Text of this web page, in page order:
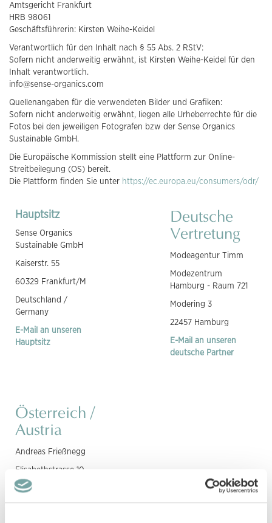
Amtsgericht Frankfurt
HRB 98061
Geschäftsführerin: Kirsten Weihe-Keidel
Verantwortlich für den Inhalt nach § 55 Abs. 2 RStV:
Sofern nicht anderweitig erwähnt, ist Kirsten Weihe-Keidel für den
Inhalt verantwortlich.
info@sense-organics.com
Quellenangaben für die verwendeten Bilder und Grafiken:
Sofern nicht anderweitig erwähnt, liegen alle Urheberrechte für die
Fotos bei den jeweiligen Fotografen bzw der Sense Organics
Sustainable GmbH.
Die Europäische Kommission stellt eine Plattform zur Online-
Streitbeilegung (OS) bereit.
Die Plattform finden Sie unter https://ec.europa.eu/consumers/odr/
Hauptsitz
Sense Organics
Sustainable GmbH
Kaiserstr. 55
60329 Frankfurt/M
Deutschland /
Germany
E-Mail an unseren
Hauptsitz
Deutsche
Vertretung
Modeagentur Timm
Modezentrum
Hamburg - Raum 721
Modering 3
22457 Hamburg
E-Mail an unseren
deutsche Partner
Österreich /
Austria
Andreas Frießnegg
Elisabethstrasse 10
8010 Graz